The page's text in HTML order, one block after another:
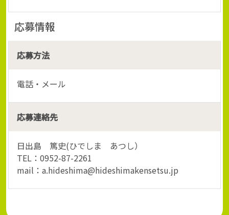
応募情報
応募方法
電話・メール
応募連絡先
日出島 篤史(ひでしま あつし）
TEL：0952-87-2261
mail：a.hideshima@hideshimakensetsu.jp